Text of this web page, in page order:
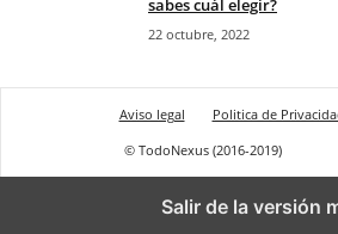
sabes cuál elegir?
22 octubre, 2022
Aviso legal Politica de
© TodoNexus (2016-2019)
Salir de la versión